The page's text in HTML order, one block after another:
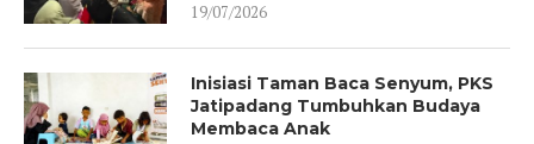
19/07/2026
Inisiasi Taman Baca Senyum, PKS
Jatipadang Tumbuhkan Budaya
Membaca Anak